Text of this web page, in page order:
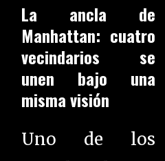
La ancla de
Manhattan: cuatro
vecindarios se
unen bajo una
misma visión
Uno de los